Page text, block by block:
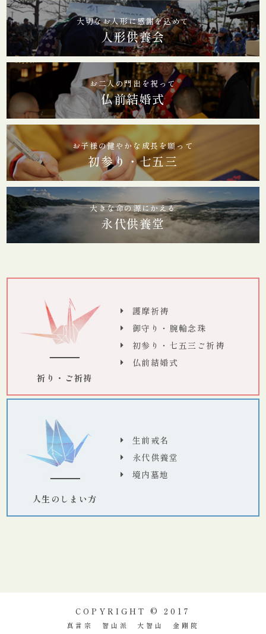
大切なお人形に感謝を込めて
人形供養会
お二人の門出を祝って
仏前結婚式
お子様の健やかな成長を願って
初参り・七五三
大きな命の源にかえる
永代供養堂
祈り・ご祈祷
護摩祈祷
御守り・腕輪念珠
初参り・七五三ご祈祷
仏前結婚式
人生のしまい方
生前戒名
永代供養堂
境内墓地
COPYRIGHT © 2017
真言宗 智山派 大智山 金剛院